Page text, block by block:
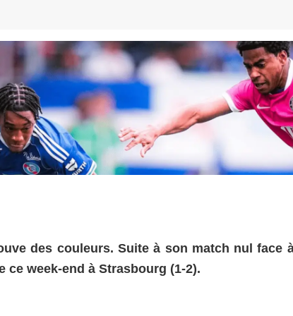
des couleurs. Suite à son match nul face
ce week-end à Strasbourg (1-2).